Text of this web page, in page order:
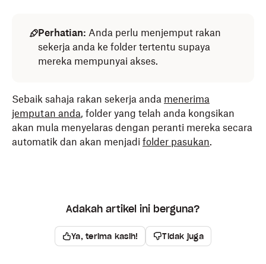
Perhatian: Anda perlu menjemput rakan
sekerja anda ke folder tertentu supaya
mereka mempunyai akses.
Sebaik sahaja rakan sekerja anda menerima
jemputan anda, folder yang telah anda kongsikan
akan mula menyelaras dengan peranti mereka secara
automatik dan akan menjadi folder pasukan.
Adakah artikel ini berguna?
Ya, terima kasih! Tidak juga